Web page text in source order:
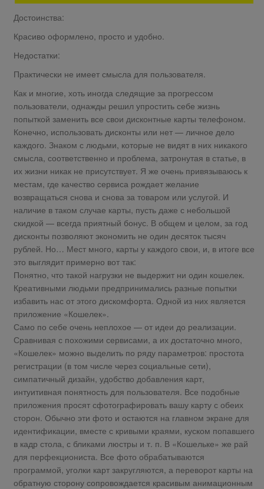
Достоинства:
Красиво оформлено, просто и удобно.
Недостатки:
Практически не имеет смысла для пользователя.
Как и многие, хоть иногда следящие за прогрессом
пользователи, однажды решил упростить себе жизнь
попыткой заменить все свои дисконтные карты телефоном.
Конечно, использовать дисконты или нет — личное дело
каждого. Знаком с людьми, которые не видят в них никакого
смысла, соответственно и проблема, затронутая в статье, в
их жизни никак не присутствует. Я же очень привязываюсь к
местам, где качество сервиса рождает желание
возвращаться снова и снова за товаром или услугой. И
наличие в таком случае карты, пусть даже с небольшой
скидкой — всегда приятный бонус. В общем и целом, за год
дисконты позволяют экономить не один десяток тысяч
рублей. Но… Мест много, карты у каждого свои, и, в итоге все
это выглядит примерно вот так:
Понятно, что такой нагрузки не выдержит ни один кошелек.
Креативными людьми предпринимались разные попытки
избавить нас от этого дискомфорта. Одной из них является
приложение «Кошелек».
Само по себе очень неплохое — от идеи до реализации.
Сравнивая с похожими сервисами, а их достаточно много,
«Кошелек» можно выделить по ряду параметров: простота
регистрации (в том числе через социальные сети),
симпатичный дизайн, удобство добавления карт,
интуитивная понятность для пользователя. Все подобные
приложения просят сфотографировать вашу карту с обеих
сторон. Обычно эти фото и остаются на главном экране для
идентификации, вместе с кривыми краями, куском попавшего
в кадр стола, с бликами люстры и т. п. В «Кошельке» же рай
для перфекциониста. Все фото обрабатываются
программой, уголки карт закругляются, а переворот карты на
обратную сторону сопровождается красивым анимационным